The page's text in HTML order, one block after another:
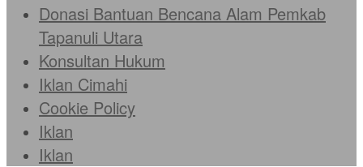
Donasi Bantuan Bencana Alam Pemkab
Tapanuli Utara
Konsultan Hukum
Iklan Cimahi
Cookie Policy
Iklan
Iklan